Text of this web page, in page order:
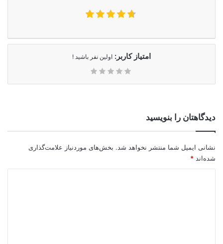
امتیاز کاربر: اولین نفر باشید !
دیدگاهتان را بنویسید
نشانی ایمیل شما منتشر نخواهد شد. بخش‌های موردنیاز علامت‌گذاری
شده‌اند *